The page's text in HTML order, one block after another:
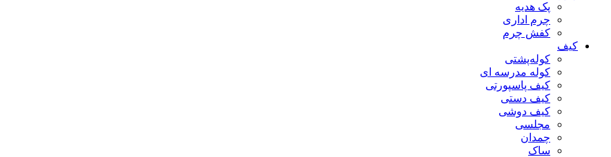
پک هدیه
چرم اداری
کفش چرم
کیف
کوله‌پشتی
کوله مدرسه ای
کیف پاسپورتی
کیف دستی
کیف دوشی
مجلسی
چمدان
ساک